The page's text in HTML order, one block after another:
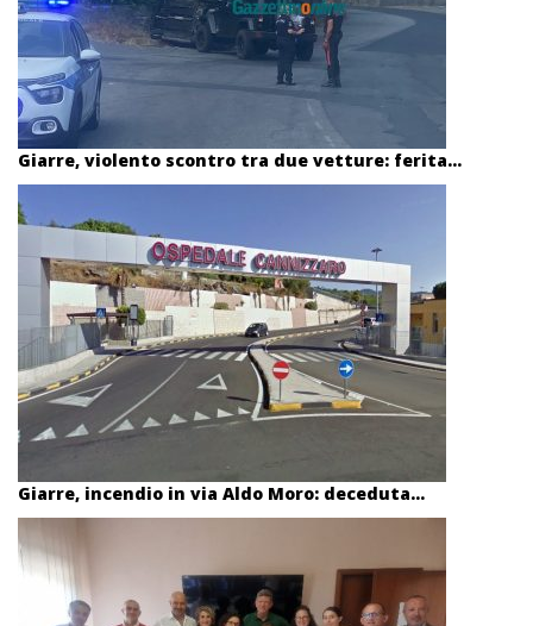
Giarre, violento scontro tra due vetture: ferita...
Giarre, incendio in via Aldo Moro: deceduta...